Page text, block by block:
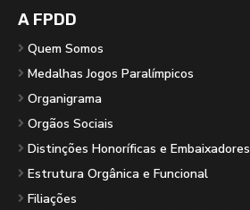
A FPDD
Quem Somos
Medalhas Jogos Paralímpicos
Organigrama
Orgãos Sociais
Distinções Honoríficas e Embaixadores
Estrutura Orgânica e Funcional
Filiações